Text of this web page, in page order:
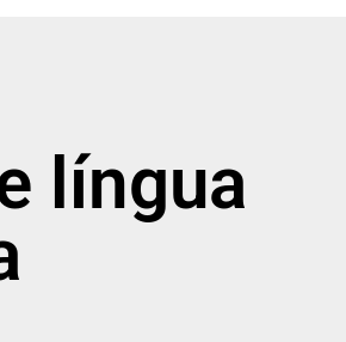
língua